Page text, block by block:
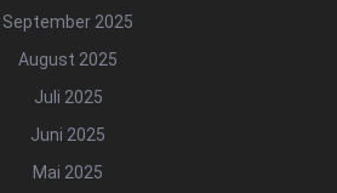
September 2025
August 2025
Juli 2025
Juni 2025
Mai 2025